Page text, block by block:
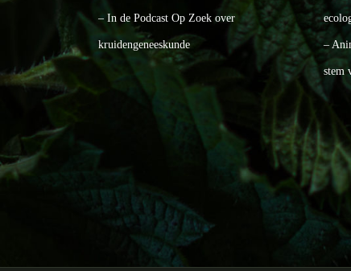
– In de Podcast Op Zoek over
kruidengeneeskunde –
stem